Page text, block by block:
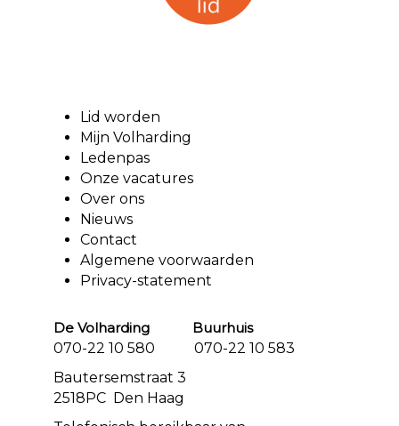
Lid worden
Mijn Volharding
Ledenpas
Onze vacatures
Over ons
Nieuws
Contact
Algemene voorwaarden
Privacy-statement
De Volharding Buurhuis
070-22 10 580 070-22 10 583
Bautersemstraat 3
2518PC Den Haag